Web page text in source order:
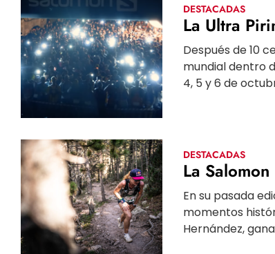
DESTACADAS
La Ultra
Después de 10
mundial dentro
4, 5 y 6 de
DESTACADAS
La
En su pasada
momentos
Hernández,